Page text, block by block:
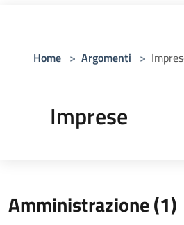
Home > Argomenti >
Imprese
Amministrazione (1)